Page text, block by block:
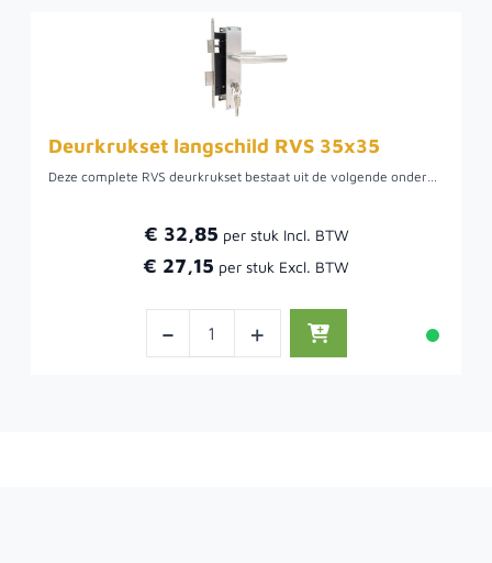
Deurkrukset langschild RVS 35x35
Deze complete RVS deurkrukset bestaat uit de volgende onderdelen:- RVS Deurkruk met schild- 35/35 cilinder met 3 sleutels- slotkast- sluitplaat- schroeven
€ 32,85
€ 27,15
- +